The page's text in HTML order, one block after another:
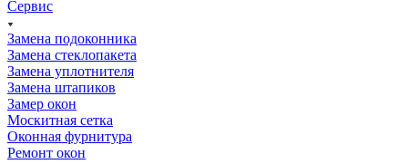
Сервис
Замена подоконника
Замена стеклопакета
Замена уплотнителя
Замена штапиков
Замер окон
Москитная сетка
Оконная фурнитура
Ремонт окон